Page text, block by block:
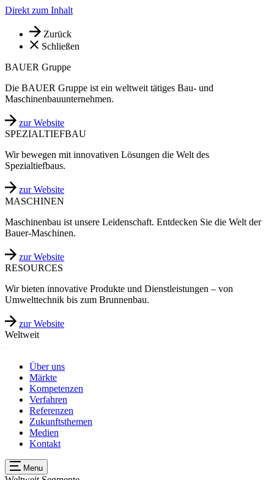
Direkt zum Inhalt
Zurück
Schließen
BAUER Gruppe
Die BAUER Gruppe ist ein weltweit tätiges Bau- und
Maschinenbauunternehmen.
zur Website
SPEZIALTIEFBAU
Wir bewegen mit innovativen Lösungen die Welt des
Spezialtiefbaus.
zur Website
MASCHINEN
Maschinenbau ist unsere Leidenschaft. Entdecken Sie die Welt der
Bauer-Maschinen.
zur Website
RESOURCES
Wir bieten innovative Produkte und Dienstleistungen – von
Umwelttechnik bis zum Brunnenbau.
zur Website
Weltweit
Über uns
Märkte
Kompetenzen
Verfahren
Referenzen
Zukunftsthemen
Medien
Kontakt
Menu